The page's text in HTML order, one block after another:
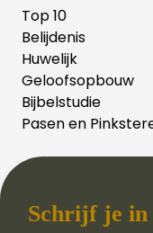
Top 10
Belijdenis
Huwelijk
Geloofsopbouw
Bijbelstudie
Pasen en
Schrijf je in